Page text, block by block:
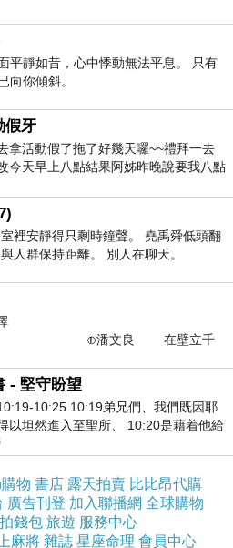
擊下面按鈕即可獲得最新
平靜如昔，心中悸動無法平息。 只有
向你傾斜。
假牙
拿活動假了拖了好幾天囉~~禮拜一去
今天早上八點結果阿姊昨晚說要我八點
~回到莿桐都8點半多了
裡安靜得只剩時鐘聲。 堯禹舜低頭翻
人群保持距離。 別人在聊天。
在壁立千
- 堅守盼望
10:25 10:19弟兄們、我們既因耶
以坦然進入至聖所、 10:20是藉着他給
條又新又活的路從幔子經過
物 書店 露天拍賣 比比昂代購
廣告刊登 加入聯播網 全球購物
錢包 旅遊 服務中心
麻將 雜誌 星座命理 會員中心